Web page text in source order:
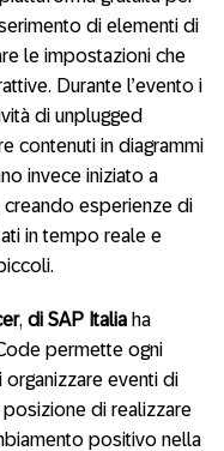
di elementi di
le impostazioni che
Durante l’evento i
di unplugged
contenuti in diagrammi
invece iniziato a
esperienze di
in tempo reale e
, di SAP Italia ha
permette ogni
eventi di
di realizzare
positivo nella